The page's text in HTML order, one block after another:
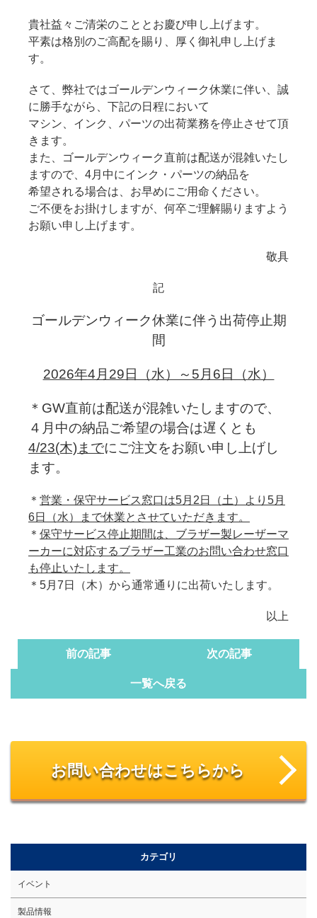
貴社益々ご清栄のこととお慶び申し上げます。
平素は格別のご高配を賜り、厚く御礼申し上げま
す。
さて、弊社ではゴールデンウィーク休業に伴い、誠
に勝手ながら、下記の日程において
マシン、インク、パーツの出荷業務を停止させて頂
きます。
また、ゴールデンウィーク直前は配送が混雑いたし
ますので、4月中にインク・パーツの納品を
希望される場合は、お早めにご用命ください。
ご不便をお掛けしますが、何卒ご理解賜りますよう
お願い申し上げます。
敬具
記
ゴールデンウィーク休業に伴う出荷停止期
間
2026年4月29日（水）～5月6日（水）
＊GW直前は配送が混雑いたしますので、
４月中の納品ご希望の場合は遅くとも
4/23(木)までにご注文をお願い申し上げし
ます。
＊ 営業・保守サービス窓口は5月2日（土）より5月
6日（水）まで休業とさせていただきます。
＊ 保守サービス停止期間は、ブラザー製レーザーマ
ーカーに対応するブラザー工業のお問い合わせ窓口
も停止いたします。
＊ 5月7日（木） から通常通りに出荷いたします。
以上
前の記事 次の記事
一覧へ戻る
お問い合わせはこちらから
カテゴリ
イベント
製品情報